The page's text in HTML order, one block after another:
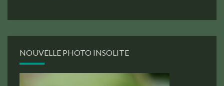
NOUVELLE PHOTO INSOLITE